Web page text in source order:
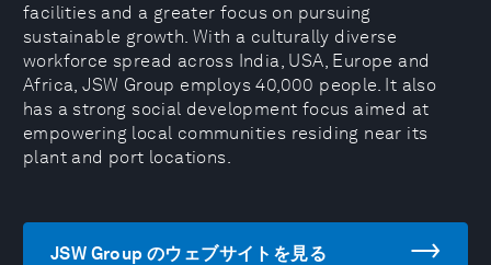
facilities and a greater focus on pursuing
sustainable growth. With a culturally diverse
workforce spread across India, USA, Europe and
Africa, JSW Group employs 40,000 people. It also
has a strong social development focus aimed at
empowering local communities residing near its
plant and port locations.
JSW Group のウェブサイトを見る